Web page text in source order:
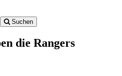
Suchen
die Rangers